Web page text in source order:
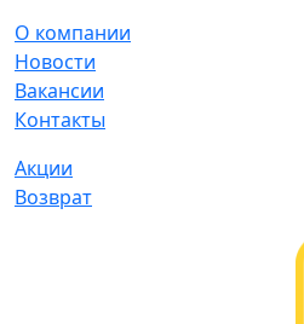
О компании
Новости
Вакансии
Контакты
Акции
Возврат